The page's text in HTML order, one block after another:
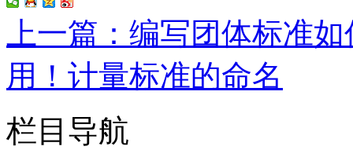
上一篇：编写团体标准
用！计量标准的命名
栏目导航